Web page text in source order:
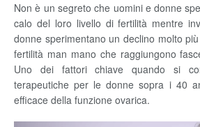
Non è un segreto che uomini e donne
calo del loro livello di fertilità mentre
donne sperimentano un declino molto
fertilità man mano che raggiungono
Uno dei fattori chiave quando si
terapeutiche per le donne sopra i 40
efficace della funzione ovarica.